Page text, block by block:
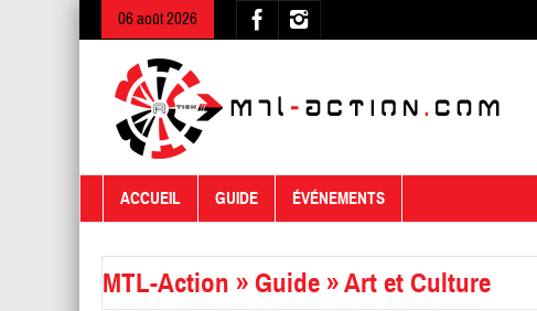
06 août 2026
ACCUEIL GUIDE ÉVÉNEMENTS
MTL-Action »Guide »Art et Culture